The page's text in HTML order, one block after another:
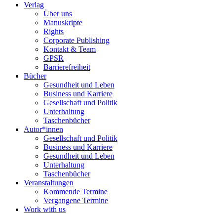
Verlag
Über uns
Manuskripte
Rights
Corporate Publishing
Kontakt & Team
GPSR
Barrierefreiheit
Bücher
Gesundheit und Leben
Business und Karriere
Gesellschaft und Politik
Unterhaltung
Taschenbücher
Autor*innen
Gesellschaft und Politik
Business und Karriere
Gesundheit und Leben
Unterhaltung
Taschenbücher
Veranstaltungen
Kommende Termine
Vergangene Termine
Work with us